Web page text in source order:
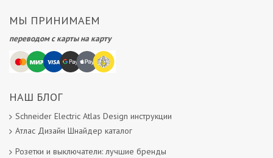
МЫ ПРИНИМАЕМ
переводом с карты на карту
НАШ БЛОГ
Schneider Electric Atlas Design инструкции
Атлас Дизайн Шнайдер каталог
Розетки и выключатели: лучшие бренды